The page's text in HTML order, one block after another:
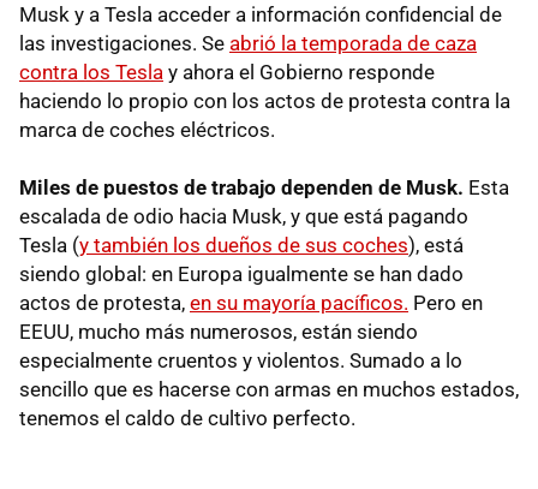
Musk y a Tesla acceder a información confidencial de
las investigaciones. Se abrió la temporada de caza
contra los Tesla y ahora el Gobierno responde
haciendo lo propio con los actos de protesta contra la
marca de coches eléctricos.
Miles de puestos de trabajo dependen de Musk. Esta
escalada de odio hacia Musk, y que está pagando
Tesla (y también los dueños de sus coches), está
siendo global: en Europa igualmente se han dado
actos de protesta, en su mayoría pacíficos. Pero en
EEUU, mucho más numerosos, están siendo
especialmente cruentos y violentos. Sumado a lo
sencillo que es hacerse con armas en muchos estados,
tenemos el caldo de cultivo perfecto.